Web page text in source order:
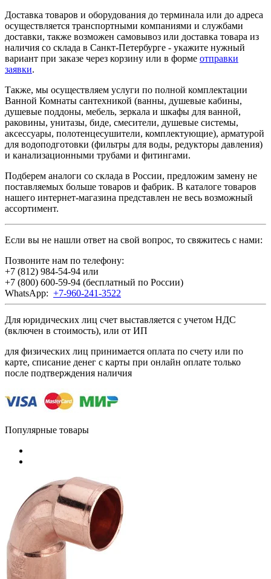
Доставка товаров и оборудования до терминала или до адреса
осуществляется транспортными компаниями и службами
доставки, также возможен самовывоз или доставка товара из
наличия со склада в Санкт-Петербурге - укажите нужный
вариант при заказе через корзину или в форме отправки
заявки.
Также, мы осуществляем услуги по полной комплектации
Ванной Комнаты сантехникой (ванны, душевые кабины,
душевые поддоны, мебель, зеркала и шкафы для ванной,
раковины, унитазы, биде, смесители, душевые системы,
аксессуары, полотенцесушители, комплектующие), арматурой
для водоподготовки (фильтры для воды, редукторы давления)
и канализационными трубами и фитингами.
Подберем аналоги со склада в России, предложим замену не
поставляемых больше товаров и фабрик. В каталоге товаров
нашего интернет-магазина представлен не весь возможный
ассортимент.
Если вы не нашли ответ на свой вопрос, то свяжитесь с нами:
Позвоните нам по телефону:
+7 (812) 984-54-94 или
+7 (800) 600-59-94 (бесплатный по России)
WhatsApp: +7-960-241-3522
Для юридических лиц счет выставляется с учетом НДС
(включен в стоимость), или от ИП
для физических лиц принимается оплата по счету или по
карте, списание денег с карты при онлайн оплате только
после подтверждения наличия
Популярные товары